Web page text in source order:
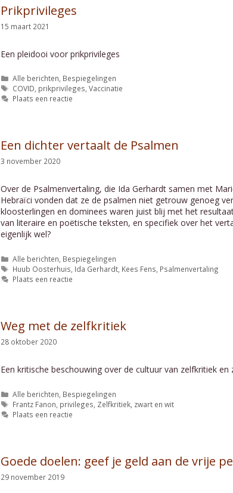
Prikprivileges
15 maart 2021
Een pleidooi voor prikprivileges
Categorieën
Alle berichten, Bespiegelingen
Tags
COVID, prikprivileges,Vaccinatie
Plaats een reactie
Een dichter vertaalt de Psalmen
3 november 2020
Over de Psalmenvertaling, die Ida Gerhardt samen met
Hebraïci vonden dat ze de psalmen niet getrouw genoeg
kloosterlingen en dominees waren juist blij met het
van literaire en poëtische teksten, en specifiek over het
eigenlijk wel?
Categorieën
Alle berichten Bespiegelingen
Tags
Huub Oosterhuis Ida Gerhardt Kees Fens Psalmenvertaling
Plaats een reactie
Weg met de zelfkritiek
28 oktober 2020
Een kritische beschouwing over de cultuur van zelfkritiek en
Categorieën
Alle berichten Bespiegelingen
Tags
Frantz Fanon privileges Zelfkritiek zwart en wit
Plaats een reactie
Goede doelen: geef je geld aan de vrije
29 november 2019